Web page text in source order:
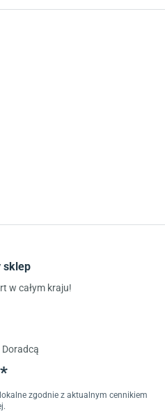
sklep
w całym kraju!
zgodnie z aktualnym cennikiem